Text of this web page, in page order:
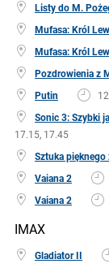
Listy do M.
Mufasa: Król Lew
Mufasa: Król Lew
Pozdrowienia z
Putin
Sonic 3: Szybki
17.15, 17.45
Sztuka pięknego
Vaiana 2
Vaiana 2
IMAX
Gladiator II